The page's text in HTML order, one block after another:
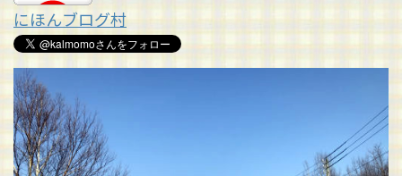
にほんブログ村